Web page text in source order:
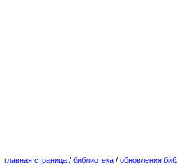
главная страница / библиотека / обновления